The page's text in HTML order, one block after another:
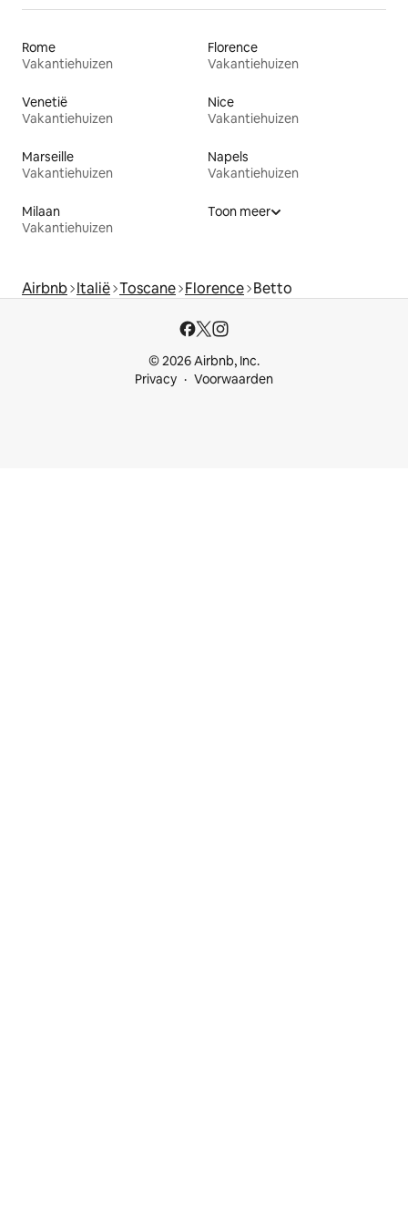
Rome
Vakantiehuizen
Florence
Vakantiehuizen
Venetië
Vakantiehuizen
Nice
Vakantiehuizen
Marseille
Vakantiehuizen
Napels
Vakantiehuizen
Milaan
Vakantiehuizen
Toon meer
Airbnb Italië Toscane Florence Betto
© 2026 Airbnb, Inc.
Privacy
Voorwaarden